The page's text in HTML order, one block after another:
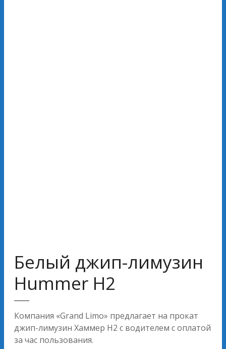
Белый джип-лимузин
Hummer H2
Компания «Grand Limo» предлагает на прокат
джип-лимузин Хаммер H2 с водителем с оплатой
за час пользования.